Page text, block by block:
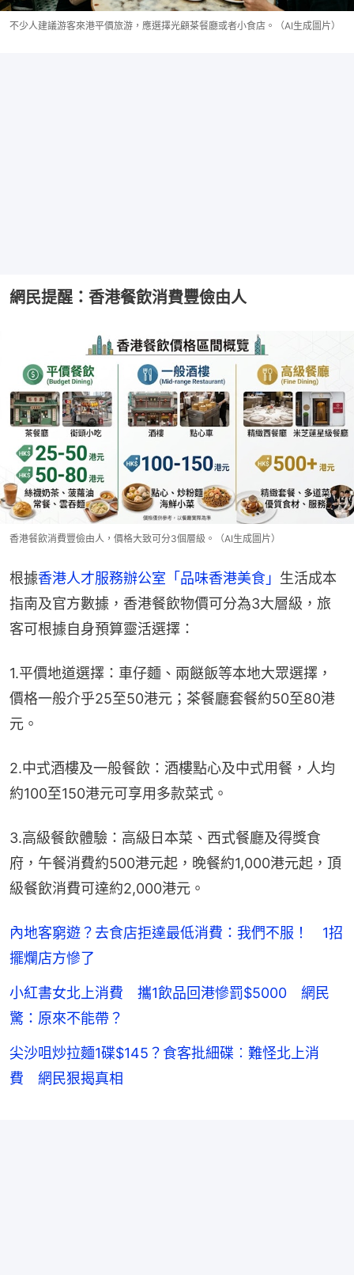
不少人建議游客來港平價旅游，應選擇光顧茶餐廳或者小食店。（AI生成圖片）
網民提醒：香港餐飲消費豐儉由人
香港餐飲消費豐儉由人，價格大致可分3個層級。（AI生成圖片）
根據香港人才服務辦公室「品味香港美食」 生活成本
指南及官方數據，香港餐飲物價可分為3大層級，旅
客可根據自身預算靈活選擇：
1.平價地道選擇：車仔麵、兩餸飯等本地大眾選擇，
價格一般介乎25至50港元；茶餐廳套餐約50至80港
元。
2.中式酒樓及一般餐飲：酒樓點心及中式用餐，人均
約100至150港元可享用多款菜式。
3.高級餐飲體驗：高級日本菜、西式餐廳及得獎食
府，午餐消費約500港元起，晚餐約1,000港元起，頂
級餐飲消費可達約2,000港元。
內地客窮遊？去食店拒達最低消費：我們不服！ 1招
擺爛店方慘了
小紅書女北上消費 攜1飲品回港慘罰$5000 網民
驚：原來不能帶？
尖沙咀炒拉麵1碟$145？食客批細碟︰難怪北上消
費 網民狠揭真相